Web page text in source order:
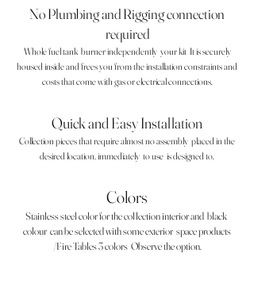
No Plumbing and Rigging connection
required
Whole fuel tank burner independently your kit It is securely
housed inside and frees you from the installation constraints and
costs that come with gas or electrical connections.
Quick and Easy Installation
Collection pieces that require almost no assembly placed in the
desired location, immediately to use is designed to.
Colors
Stainless steel color for the collection interior and black
colour can be selected with some exterior space products
/Fire Tables 3 colors Observe the option.